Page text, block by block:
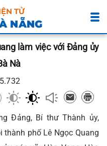
TỬ
NẴNG
làm việc với Đảng ủy
Nà
Đảng, Bí thư Thành ủy,
phố Lê Ngọc Quang